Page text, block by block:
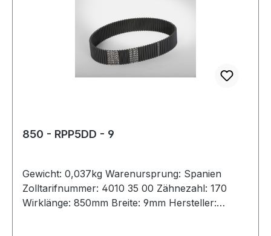
850 - RPP5DD - 9
Gewicht: 0,037kg Warenursprung: Spanien
Zolltarifnummer: 4010 35 00 Zähnezahl: 170
Wirklänge: 850mm Breite: 9mm Hersteller: